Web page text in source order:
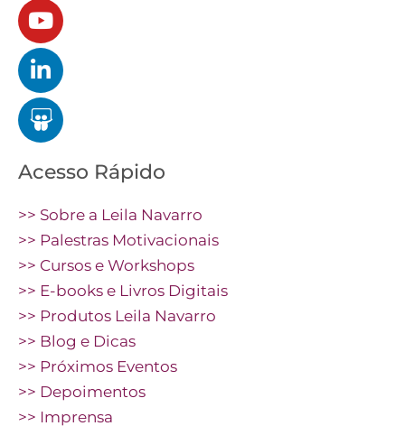
Acesso Rápido
>> Sobre a Leila Navarro
>> Palestras Motivacionais
>> Cursos e Workshops
>> E-books e Livros Digitais
>> Produtos Leila Navarro
>> Blog e Dicas
>> Próximos Eventos
>> Depoimentos
>> Imprensa